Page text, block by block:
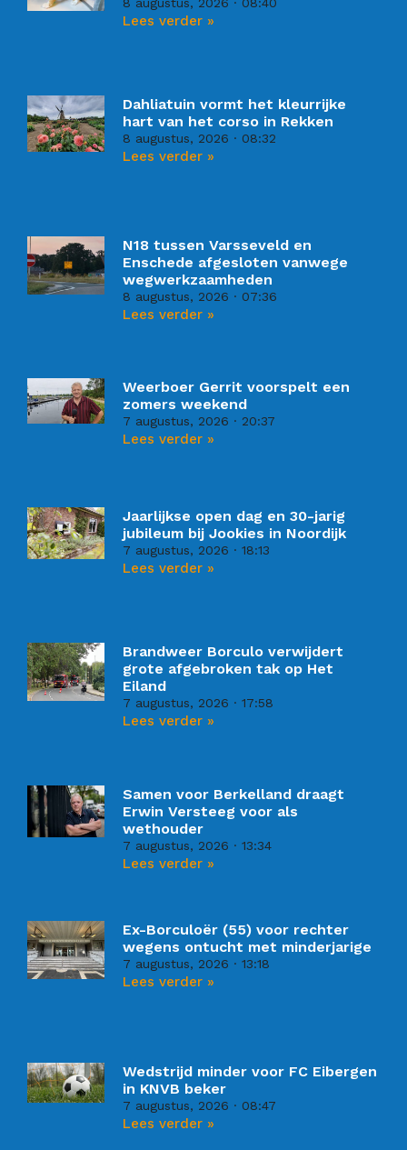
8 augustus, 2026 08:40
Lees verder »
Dahliatuin vormt het kleurrijke
hart van het corso in Rekken
8 augustus, 2026 08:32
Lees verder »
N18 tussen Varsseveld en
Enschede afgesloten vanwege
wegwerkzaamheden
8 augustus, 2026 07:36
Lees verder »
Weerboer Gerrit voorspelt een
zomers weekend
7 augustus, 2026 20:37
Lees verder »
Jaarlijkse open dag en 30-jarig
jubileum bij Jookies in Noordijk
7 augustus, 2026 18:13
Lees verder »
Brandweer Borculo verwijdert
grote afgebroken tak op Het
Eiland
7 augustus, 2026 17:58
Lees verder »
Samen voor Berkelland draagt
Erwin Versteeg voor als
wethouder
7 augustus, 2026 13:34
Lees verder »
Ex-Borculoër (55) voor rechter
wegens ontucht met minderjarige
7 augustus, 2026 13:18
Lees verder »
Wedstrijd minder voor FC Eibergen
in KNVB beker
7 augustus, 2026 08:47
Lees verder »